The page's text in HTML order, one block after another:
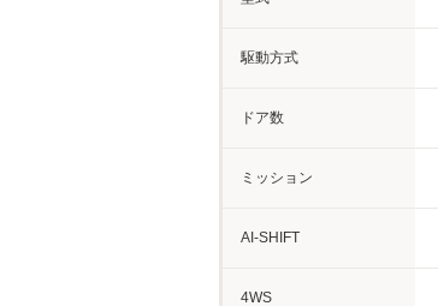
駆動方式
ドア数
ミッション
AI-SHIFT
4WS